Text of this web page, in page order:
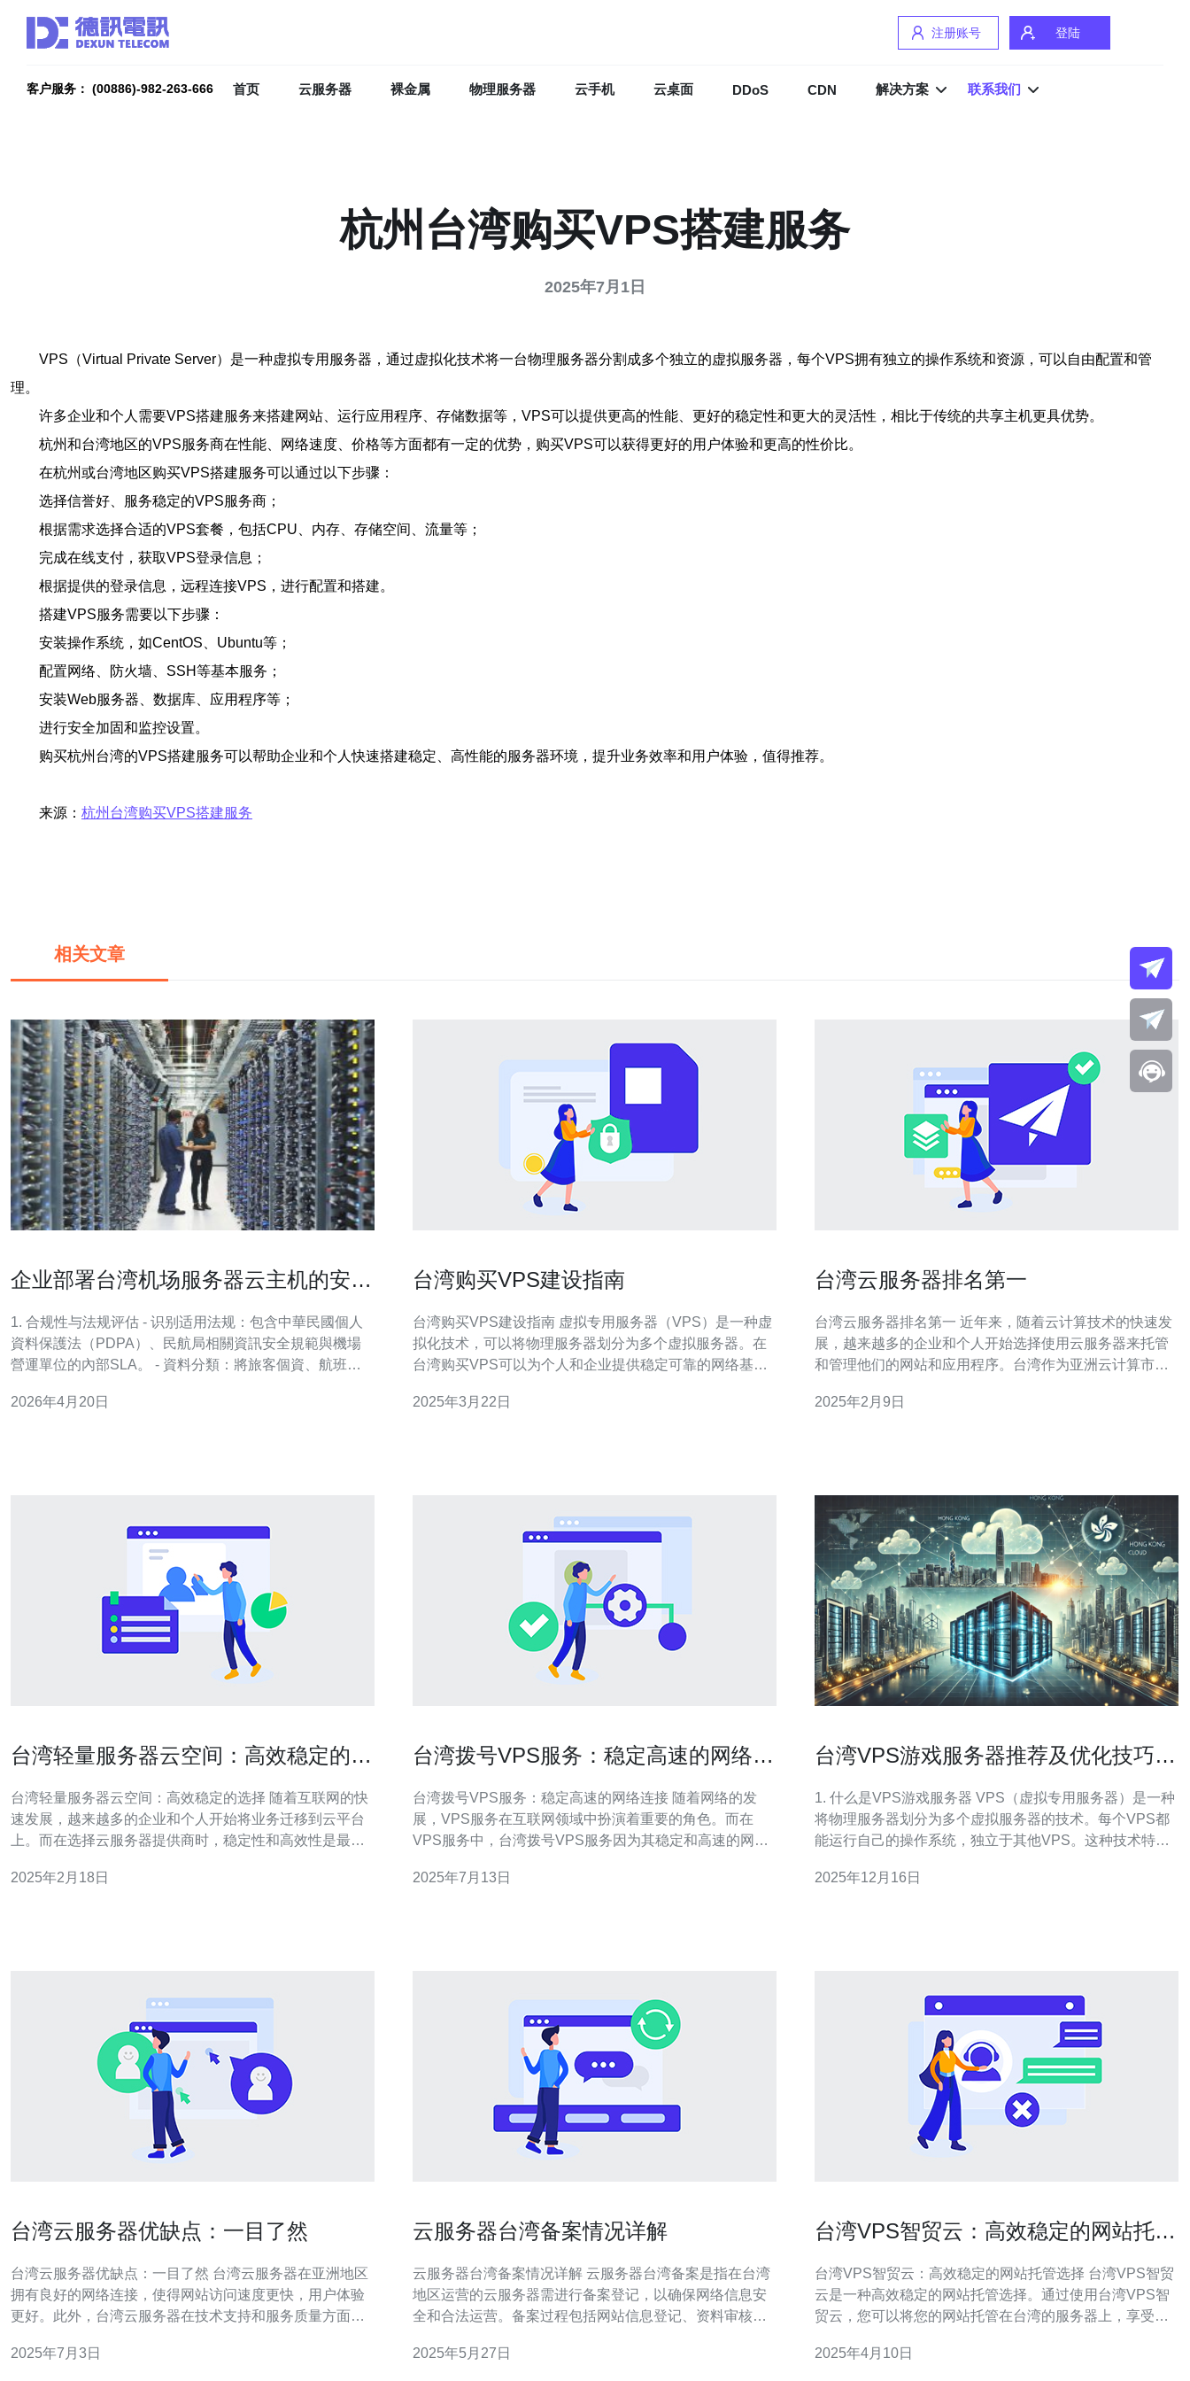
注册账号 登陆
客户服务： (00886)-982-263-666 首页 云服务器 裸金属 物理服务器 云手机 云桌面 DDoS CDN 解决方案 联系我们
杭州台湾购买VPS搭建服务
2025年7月1日
VPS（Virtual Private Server）是一种虚拟专用服务器，通过虚拟化技术将一台物理服务器分割成多个独立的虚拟服务器，每个VPS拥有独立的操作系统和资源，可以自由配置和管
理。
许多企业和个人需要VPS搭建服务来搭建网站、运行应用程序、存储数据等，VPS可以提供更高的性能、更好的稳定性和更大的灵活性，相比于传统的共享主机更具优势。
杭州和台湾地区的VPS服务商在性能、网络速度、价格等方面都有一定的优势，购买VPS可以获得更好的用户体验和更高的性价比。
在杭州或台湾地区购买VPS搭建服务可以通过以下步骤：
选择信誉好、服务稳定的VPS服务商；
根据需求选择合适的VPS套餐，包括CPU、内存、存储空间、流量等；
完成在线支付，获取VPS登录信息；
根据提供的登录信息，远程连接VPS，进行配置和搭建。
搭建VPS服务需要以下步骤：
安装操作系统，如CentOS、Ubuntu等；
配置网络、防火墙、SSH等基本服务；
安装Web服务器、数据库、应用程序等；
进行安全加固和监控设置。
购买杭州台湾的VPS搭建服务可以帮助企业和个人快速搭建稳定、高性能的服务器环境，提升业务效率和用户体验，值得推荐。
来源： 杭州台湾购买VPS搭建服务
相关文章
企业部署台湾机场服务器云主机的安全
1. 合规性与法规评估 - 识别适用法规：包含中華民國個人
資料保護法（PDPA）、民航局相關資訊安全規範與機場
營運單位的內部SLA。 - 資料分類：將旅客個資、航班時
否需在境內存放。 - 合約要求：與雲主機/機房供應商簽訂
2026年4月20日
台湾购买VPS建设指南
台湾购买VPS建设指南 虚拟专用服务器（VPS）是一种虚
拟化技术，可以将物理服务器划分为多个虚拟服务器。在
台湾购买VPS可以为个人和企业提供稳定可靠的网络基础
项。 在台湾购买VPS前，首先需要选择一家可信赖的VPS
2025年3月22日
台湾云服务器排名第一
台湾云服务器排名第一 近年来，随着云计算技术的快速发
展，越来越多的企业和个人开始选择使用云服务器来托管
和管理他们的网站和应用程序。台湾作为亚洲云计算市场
方面具有竞争力，因此台湾云服务器在市场上排名靠前。
2025年2月9日
台湾轻量服务器云空间：高效稳定的选
台湾轻量服务器云空间：高效稳定的选择 随着互联网的快
速发展，越来越多的企业和个人开始将业务迁移到云平台
上。而在选择云服务器提供商时，稳定性和高效性是最重
需求的理想选择。 台湾轻量服务器云空间提供了一系列独
2025年2月18日
台湾拨号VPS服务：稳定高速的网络连
台湾拨号VPS服务：稳定高速的网络连接 随着网络的发
展，VPS服务在互联网领域中扮演着重要的角色。而在
VPS服务中，台湾拨号VPS服务因为其稳定和高速的网络
其他VPS服务不同，拨号VPS服务不受网络波动的影响，
2025年7月13日
台湾VPS游戏服务器推荐及优化技巧分
1. 什么是VPS游戏服务器 VPS（虚拟专用服务器）是一种
将物理服务器划分为多个虚拟服务器的技术。每个VPS都
能运行自己的操作系统，独立于其他VPS。这种技术特别
活性。相比共享主机，VPS拥有更多的资源和更好的性
2025年12月16日
台湾云服务器优缺点：一目了然
台湾云服务器优缺点：一目了然 台湾云服务器在亚洲地区
拥有良好的网络连接，使得网站访问速度更快，用户体验
更好。此外，台湾云服务器在技术支持和服务质量方面也
说，选择台湾云服务器可以更好地满足用户需求。 然而，
2025年7月3日
云服务器台湾备案情况详解
云服务器台湾备案情况详解 云服务器台湾备案是指在台湾
地区运营的云服务器需进行备案登记，以确保网络信息安
全和合法运营。备案过程包括网站信息登记、资料审核和
有运营网站和服务器的单位或个人必须进行备案登记。备
2025年5月27日
台湾VPS智贸云：高效稳定的网站托管
台湾VPS智贸云：高效稳定的网站托管选择 台湾VPS智贸
云是一种高效稳定的网站托管选择。通过使用台湾VPS智
贸云，您可以将您的网站托管在台湾的服务器上，享受到
以下优势： 高速稳定：台湾VPS智贸云使用先进的服务器
2025年4月10日